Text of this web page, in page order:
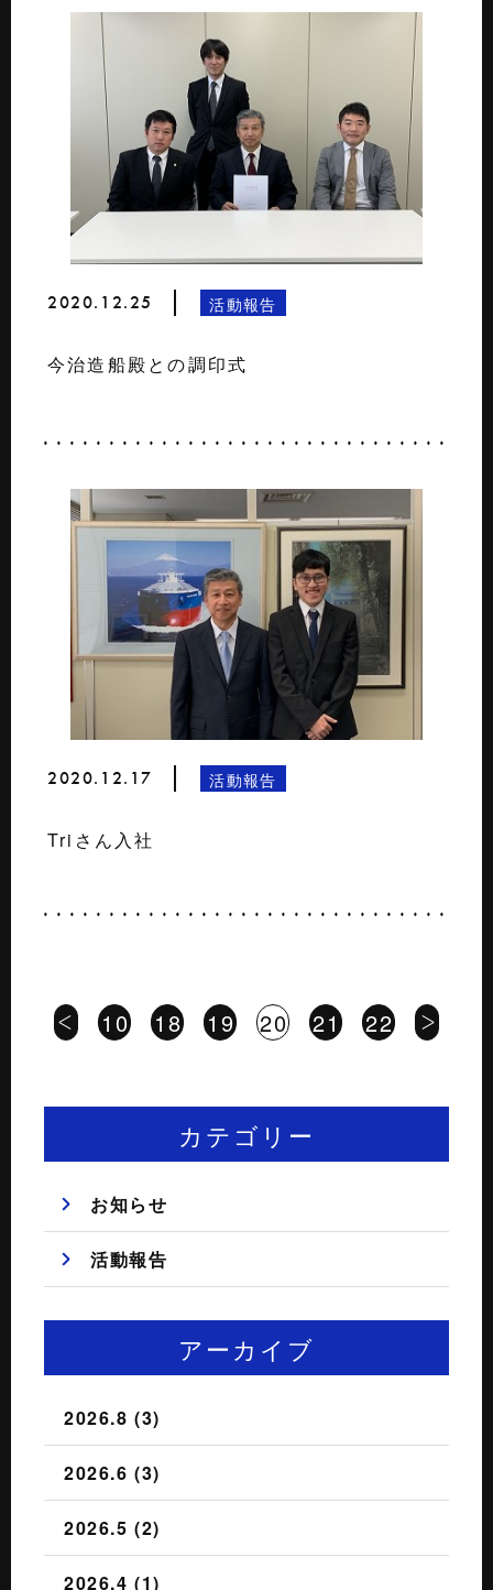
2020.12.25 活動報告
今治造船殿との調印式
2020.12.17 活動報告
Triさん入社
10 18 19 20 21 22
カテゴリー
お知らせ
活動報告
アーカイブ
2026.8 (3)
2026.6 (3)
2026.5 (2)
2026.4 (1)